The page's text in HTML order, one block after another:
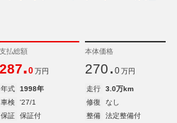
支払総額
287.0 万円
本体価格
270. 0 万円
年式 1998年 走行
3.0万km
車検
'27/1 修復
なし
保証
保証付 整備
法定整備付